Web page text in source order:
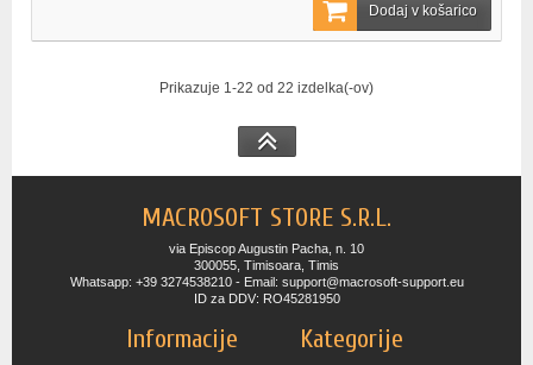
Dodaj v košarico
Prikazuje 1-22 od 22 izdelka(-ov)
MACROSOFT STORE S.R.L.
via Episcop Augustin Pacha, n. 10
300055, Timisoara, Timis
Whatsapp: +39 3274538210 - Email: support@macrosoft-support.eu
ID za DDV: RO45281950
Informacije Kategorije